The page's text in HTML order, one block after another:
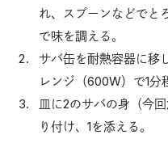
れ、スプーンなどでと
で味を調える。
サバ缶を耐熱容器に移
レンジ（600W）で1分
皿に2のサバの身（今
り付け、1を添える。